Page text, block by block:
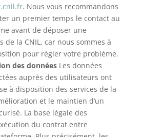
. Nous vous recommandons
un premier temps le contact au
avant de déposer une
de la CNIL, car nous sommes à
pour régler votre problème.
des donnéesLes données
auprès des utilisateurs ont
à disposition des services de la
et le maintien d’un
La base légale des
du contrat entre